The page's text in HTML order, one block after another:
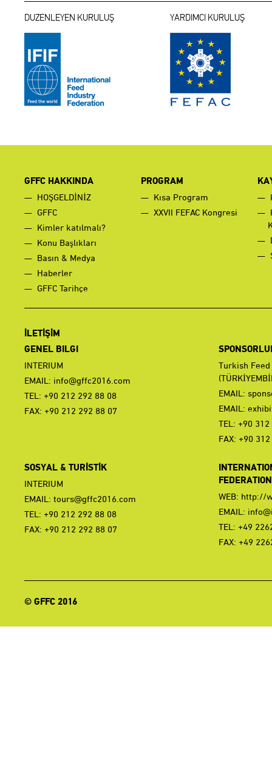
DUZENLEYEN KURULUŞ YARDIMCI KURULUŞ
GFFC HAKKINDA
HOŞGELDİNİZ
GFFC
Kimler katılmalı?
Konu Başlıkları
Basın & Medya
Haberler
GFFC Tarihçe
PROGRAM
Kısa Program
XXVII FEFAC Kongresi
İLETİŞİM
GENEL BILGI
INTERIUM
EMAIL: info@gffc2016.com
TEL: +90 212 292 88 08
FAX: +90 212 292 88 07
Turkish
EMAIL:
EMAIL:
TEL: +90
FAX: +90
SOSYAL & TURİSTİK
INTERIUM
EMAIL: tours@gffc2016.com
TEL: +90 212 292 88 08
FAX: +90 212 292 88 07
WEB: http://
EMAIL:
TEL: +49
FAX: +49
© GFFC 2016